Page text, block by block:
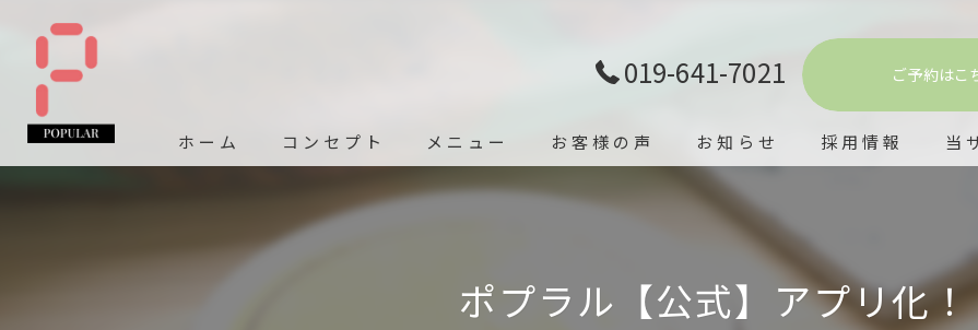
019-641-7021 ご予約はこ
ホーム コンセプト メニュー お客様の声 お知らせ 採用情報 当
シェ
ヘッ
ポプラル【公式】アプリ化